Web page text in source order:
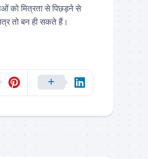
को मित्रता से पिछड़ने से
तो बन ही सकते हैं।